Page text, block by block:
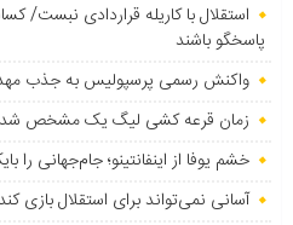
استقلال با کاریله قراردادی نبست/
پاسخگو باشند
واکنش رسمی پرسپولیس به جذب
زمان قرعه کشی لیگ یک مشخص شد
خشم یوفا از اینفانتینو؛ جام‌جهانی را
آسانی نمی‌تواند برای استقلال بازی